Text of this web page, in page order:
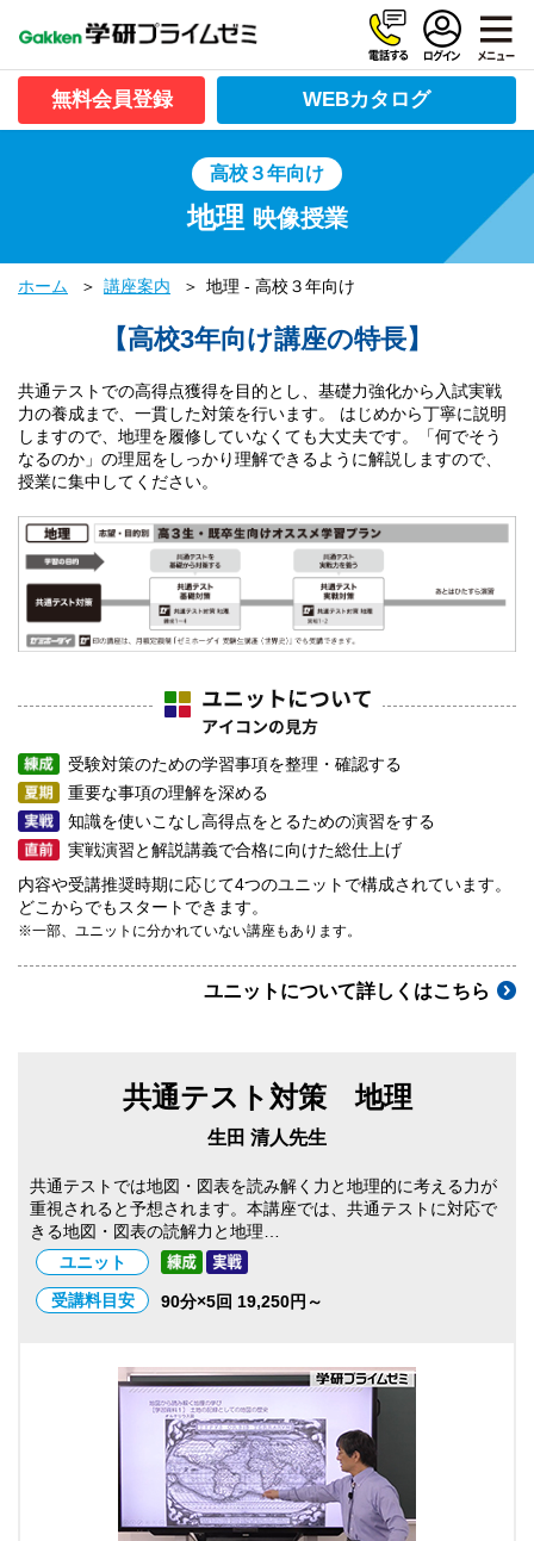
無料会員登録 WEBカタログ
高校３年向け
地理 映像授業
ホーム 講座案内 地理 - 高校３年向け
【高校3年向け講座の特長】
共通テストでの高得点獲得を目的とし、基礎力強化から入試実戦
力の養成まで、一貫した対策を行います。 はじめから丁寧に説明
しますので、地理を履修していなくても大丈夫です。「何でそう
なるのか」の理屈をしっかり理解できるように解説しますので、
授業に集中してください。
受験対策のための学習事項を整理・確認する
重要な事項の理解を深める
知識を使いこなし高得点をとるための演習をする
実戦演習と解説講義で合格に向けた総仕上げ
内容や受講推奨時期に応じて4つのユニットで構成されています。
どこからでもスタートできます。
※一部、ユニットに分かれていない講座もあります。
ユニットについて詳しくはこちら
共通テスト対策 地理
生田 清人先生
共通テストでは地図・図表を読み解く力と地理的に考える力が
重視されると予想されます。本講座では、共通テストに対応で
きる地図・図表の読解力と地理…
ユニット
受講料目安
90分×5回 19,250円～